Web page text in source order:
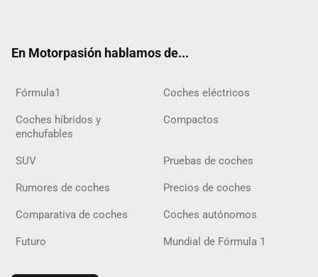
En Motorpasión hablamos de...
Fórmula1 Coches eléctricos
Coches híbridos y
enchufables
Compactos
SUV Pruebas de coches
Rumores de coches Precios de coches
Comparativa de coches Coches autónomos
Futuro Mundial de Fórmula 1